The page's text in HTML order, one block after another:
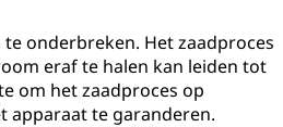
onderbreken. Het zaadproces
eraf te halen kan leiden tot
om het zaadproces op
apparaat te garanderen.